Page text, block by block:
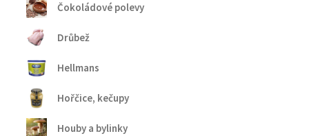
Čokoládové polevy
Drůbež
Hellmans
Hořčice, kečupy
Houby a bylinky